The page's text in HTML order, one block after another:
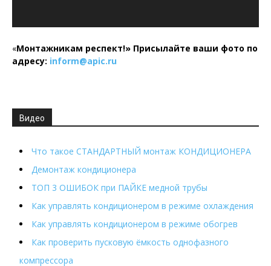
«Монтажникам респект!» Присылайте ваши фото по
адресу: inform@apic.ru
Видео
Что такое СТАНДАРТНЫЙ монтаж КОНДИЦИОНЕРА
Демонтаж кондиционера
ТОП 3 ОШИБОК при ПАЙКЕ медной трубы
Как управлять кондиционером в режиме охлаждения
Как управлять кондиционером в режиме обогрев
Как проверить пусковую ёмкость однофазного
компрессора